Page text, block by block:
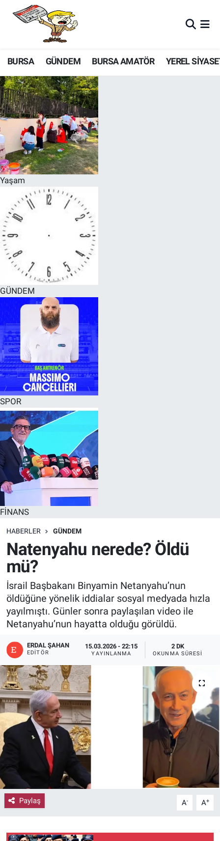
BURSA GÜNDEM BURSA AMATÖR YEREL
Yaşam
GÜNDEM
SPOR
FİNANS
HABERLER GÜNDEM
Natenyahu nerede? Öldü
mü?
İsrail Başbakanı Binyamin Netanyahu’nun
öldüğüne yönelik iddialar sosyal medyada hızla
yayılmıştı. Günler sonra paylaşılan video ile
Netanyahu’nun hayatta olduğu görüldü.
ERDAL ŞAHAN
EDITÖR
15.03.2026 - 22:15
YAYINLANMA
2 DK
OKUNMA SÜRESI
Paylaş A- A+